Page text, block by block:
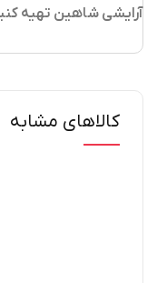
آرایشی شاهین تهیه
کالاهای مشابه